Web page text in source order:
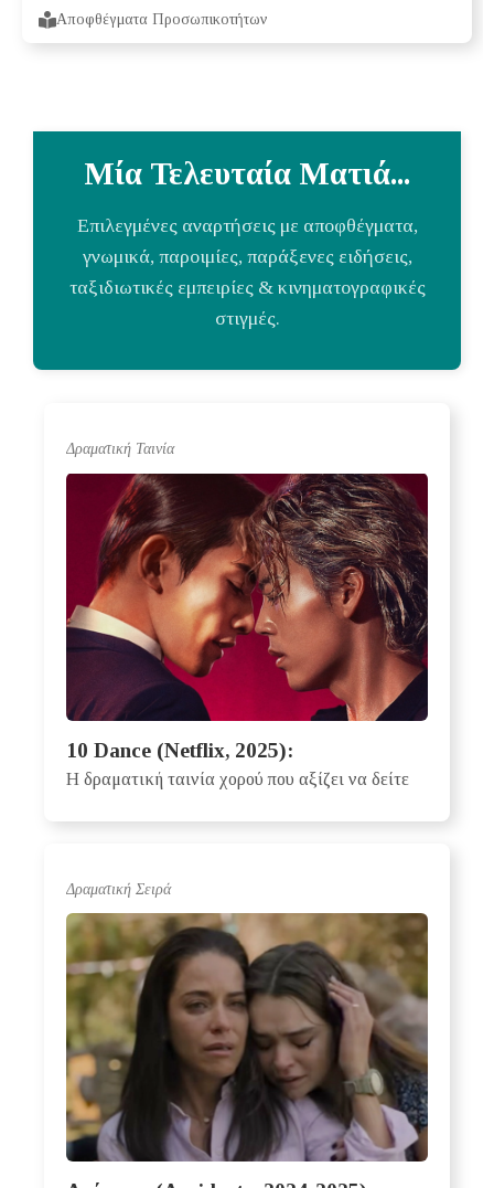
Αποφθέγματα Προσωπικοτήτων
Μία Τελευταία Ματιά...
Επιλεγμένες αναρτήσεις με αποφθέγματα,
γνωμικά, παροιμίες, παράξενες ειδήσεις,
ταξιδιωτικές εμπειρίες & κινηματογραφικές
στιγμές.
Δραματική Ταινία
10 Dance (Netflix, 2025):
Η δραματική ταινία χορού που αξίζει να δείτε
Δραματική Σειρά